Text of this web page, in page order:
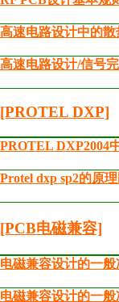
高速电路设计中的散
高速电路设计/信号
[PROTEL DXP]
PROTEL DXP2004
Protel dxp sp2的原
[PCB电磁兼容]
电磁兼容设计的一般
电磁兼容设计的一般